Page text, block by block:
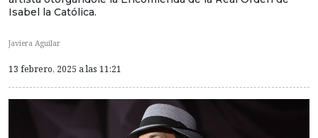
Isabel la Católica.
Javiera Aguilar
13 febrero, 2025 a las 11:21